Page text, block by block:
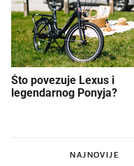
Što povezuje Lexus i
legendarnog Ponyja?
NAJNOVIJE